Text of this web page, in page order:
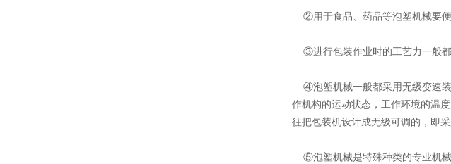
②用于食品、药品等泡塑机械要便
③进行包装作业时的工艺力一般都
④泡塑机械一般都采用无级变速装
作机构的运动状态，工作环境的温
往把包装机设计成无级可调的，即
⑤泡塑机械是特殊种类的专业机械